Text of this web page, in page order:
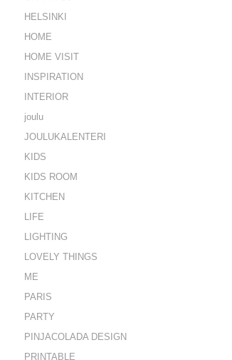
HELSINKI
HOME
HOME VISIT
INSPIRATION
INTERIOR
joulu
JOULUKALENTERI
KIDS
KIDS ROOM
KITCHEN
LIFE
LIGHTING
LOVELY THINGS
ME
PARIS
PARTY
PINJACOLADA DESIGN
PRINTABLE